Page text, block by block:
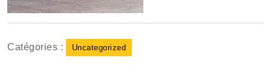
Catégories : Uncategorized